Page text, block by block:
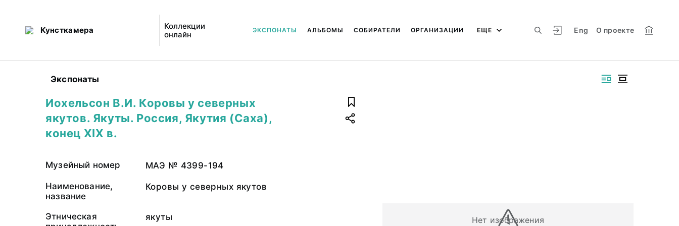
Кунсткамера
Коллекции
онлайн
Eng О проекте
ЭКСПОНАТЫ АЛЬБОМЫ СОБИРАТЕЛИ ОРГАНИЗАЦИИ ЕЩЕ
Экспонаты
Нет изображения
Иохельсон В.И. Коровы у северных
якутов. Якуты. Россия, Якутия (Саха),
конец XIX в.
Музейный номер МАЭ № 4399-194
Наименование,
название
Коровы у северных якутов
Этническая
якуты